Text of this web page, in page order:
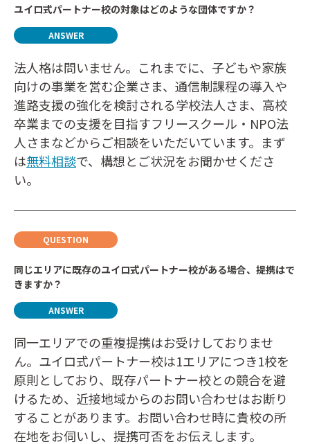
ユイロ式パートナー校の対象はどのような団体ですか？
法人格は問いません。これまでに、子どもや家族
向けの事業を営む企業さま、通信制課程の導入や
進路支援の強化を検討される学校法人さま、高校
卒業までの支援を目指すフリースクール・NPO法
人さまなどからご相談をいただいています。まず
は無料相談で、構想とご状況をお聞かせくださ
い。
同じエリアに既存のユイロ式パートナー校がある場合、提携はで
きますか？
同一エリアでの重複提携はお受けしておりませ
ん。ユイロ式パートナー校は1エリアにつき1校を
原則としており、既存パートナー校との競合を避
けるため、近接地域からのお問い合わせはお断り
することがあります。お問い合わせ時に貴校の所
在地をお伺いし、提携可否をお伝えします。